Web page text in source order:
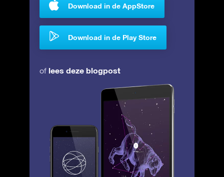
Download in de AppStore
Download in de Play Store
of lees deze blogpost